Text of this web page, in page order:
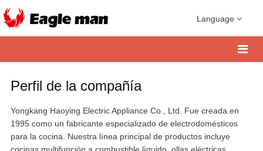
Language
Perfil de la compañía
Yongkang Haoying Electric Appliance Co., Ltd. Fue creada en
1995 como un fabricante especializado de electrodomésticos
para la cocina. Nuestra línea principal de productos incluye